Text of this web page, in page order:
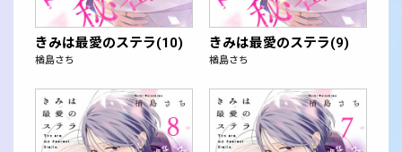
きみは最愛のステラ(10)
楢島さち
きみは最愛のステラ(9)
楢島さち